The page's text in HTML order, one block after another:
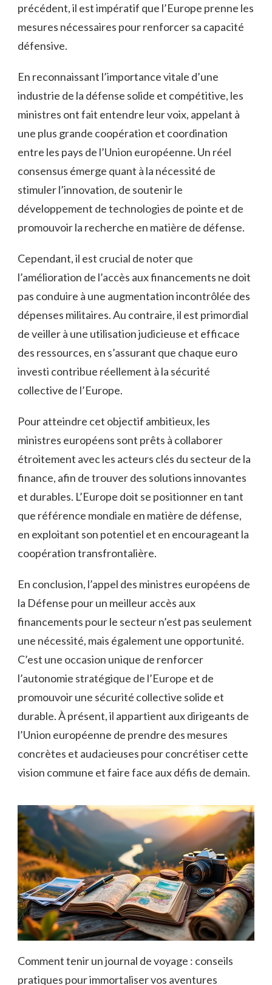
précédent, il est impératif que l’Europe prenne les
mesures nécessaires pour renforcer sa capacité
défensive.
En reconnaissant l’importance vitale d’une
industrie de la défense solide et compétitive, les⁣
ministres ont ​fait entendre leur⁣ voix, appelant à
une plus grande⁢ coopération et coordination
entre les pays de l’Union ‌européenne. Un​ réel
consensus ‍émerge quant à la nécessité de
stimuler l’innovation, de⁣ soutenir le
développement de technologies‌ de pointe et de
promouvoir la recherche en matière de défense.
Cependant, il est crucial de noter ‌que
l’amélioration de l’accès aux financements ⁣ne doit
pas conduire à une augmentation incontrôlée des
dépenses militaires. Au contraire, il est‌ primordial‌
de veiller à une utilisation judicieuse et efficace
des ressources,⁣ en s’assurant⁣ que chaque euro
investi ⁤contribue réellement à la sécurité
collective de l’Europe.
Pour atteindre cet objectif ambitieux, les
‌ministres européens sont prêts à collaborer
étroitement avec les acteurs clés​ du ‍secteur de la ​
finance, afin de‌ trouver des solutions innovantes
et ⁣durables. ⁣L’Europe​ doit se positionner en tant
⁤que ‍référence mondiale en matière de défense,
en exploitant son potentiel et en encourageant la
coopération transfrontalière.
En conclusion, l’appel des‍ ministres⁣ européens de
‌la⁢ Défense pour un meilleur accès⁤ aux
financements⁣ pour le secteur n’est ‌pas⁣ seulement
une nécessité, mais également une ⁤opportunité.
⁣C’est une occasion unique de renforcer
l’autonomie stratégique ‌de l’Europe et de
promouvoir⁤ une sécurité collective solide et
durable. À présent, il​ appartient aux⁢ dirigeants de
l’Union⁢ européenne de prendre des mesures
concrètes et ⁤audacieuses pour concrétiser cette
vision commune ⁢et faire face aux ⁤défis de demain.
Comment tenir un journal de voyage : conseils
pratiques pour immortaliser vos aventures